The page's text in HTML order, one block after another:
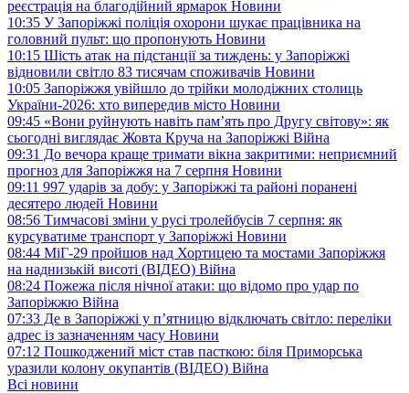
реєстрація на благодійний ярмарок Новини
10:35 У Запоріжжі поліція охорони шукає працівника на
головний пульт: що пропонують Новини
10:15 Шість атак на підстанції за тиждень: у Запоріжжі
відновили світло 83 тисячам споживачів Новини
10:05 Запоріжжя увійшло до трійки молодіжних столиць
України-2026: хто випередив місто Новини
09:45 «Вони руйнують навіть пам’ять про Другу світову»: як
сьогодні виглядає Жовта Круча на Запоріжжі Війна
09:31 До вечора краще тримати вікна закритими: неприємний
прогноз для Запоріжжя на 7 серпня Новини
09:11 997 ударів за добу: у Запоріжжі та районі поранені
десятеро людей Новини
08:56 Тимчасові зміни у русі тролейбусів 7 серпня: як
курсуватиме транспорт у Запоріжжі Новини
08:44 МіГ-29 пройшов над Хортицею та мостами Запоріжжя
на наднизькій висоті (ВІДЕО) Війна
08:24 Пожежа після нічної атаки: що відомо про удар по
Запоріжжю Війна
07:33 Де в Запоріжжі у п’ятницю відключать світло: переліки
адрес із зазначенням часу Новини
07:12 Пошкоджений міст став пасткою: біля Приморська
уразили колону окупантів (ВІДЕО) Війна
Всі новини